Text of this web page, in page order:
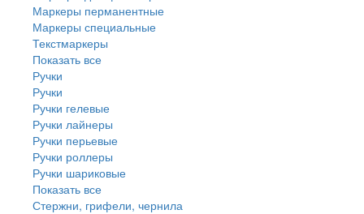
Маркеры перманентные
Маркеры специальные
Текстмаркеры
Показать все
Ручки
Ручки
Ручки гелевые
Ручки лайнеры
Ручки перьевые
Ручки роллеры
Ручки шариковые
Показать все
Стержни, грифели, чернила